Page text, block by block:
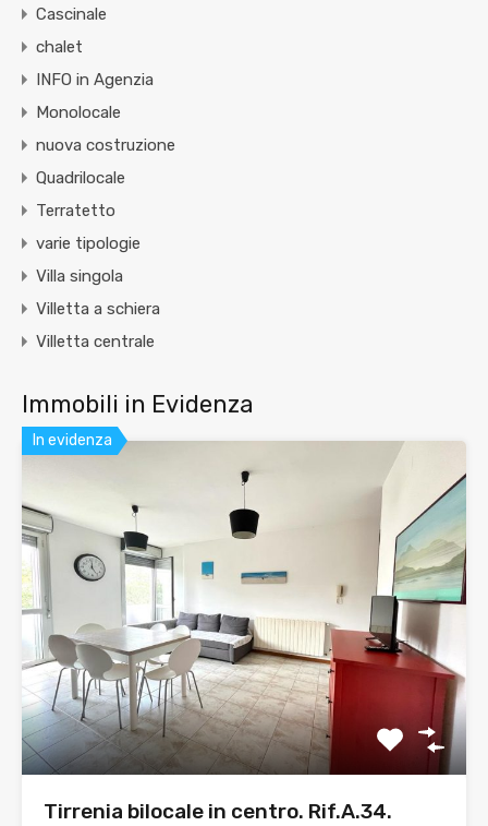
Cascinale
chalet
INFO in Agenzia
Monolocale
nuova costruzione
Quadrilocale
Terratetto
varie tipologie
Villa singola
Villetta a schiera
Villetta centrale
Immobili in Evidenza
In evidenza
Tirrenia bilocale in centro. Rif.A.34.